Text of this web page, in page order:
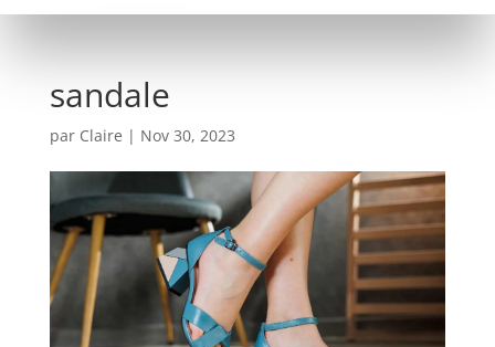
sandale
par Claire | Nov 30, 2023